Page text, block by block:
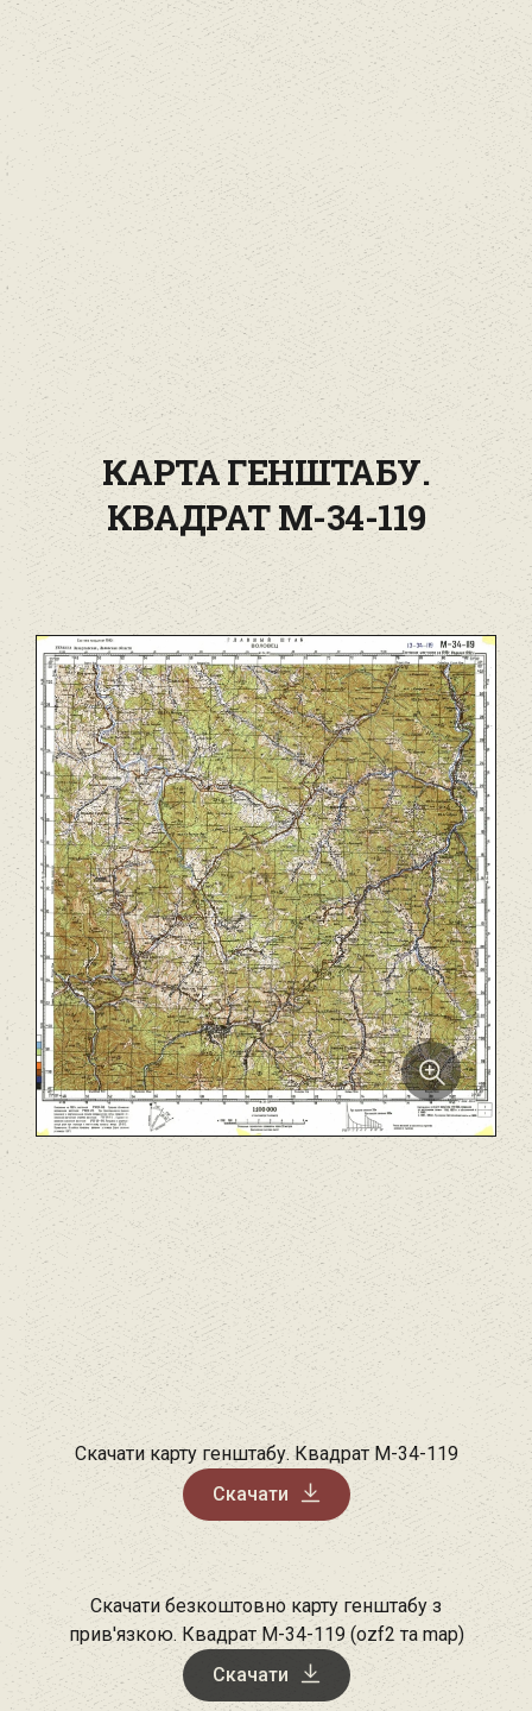
КАРТА ГЕНШТАБУ.
КВАДРАТ М-34-119
Скачати карту генштабу. Квадрат М-34-119
Скачати
Скачати безкоштовно карту генштабу з
прив'язкою. Квадрат М-34-119 (ozf2 та map)
Скачати